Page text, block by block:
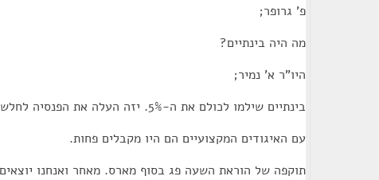
פ' גרופר;
מה היה בינתיים?
היו"ר א' נמיר;
בינתיים שילמו לכולם את ה-5%. יזה העלה את הפנסיה לחלשים מפני שלפי ההסכמים
עם האיגודים המקצועיים הם היו מקבלים פחות.
תוקפה של הוראת השעה פג בסוף מארס. מאחר ואנחנו